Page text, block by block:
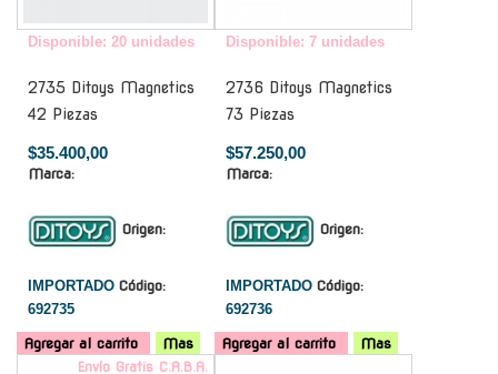
Disponible: 20 unidades
2735 Ditoys Magnetics
42 Piezas
$35.400,00
Marca:
Origen:
IMPORTADO Código:
692735
Agregar al carrito Mas
Disponible: 7 unidades
2736 Ditoys Magnetics
73 Piezas
$57.250,00
Marca:
Origen:
IMPORTADO Código:
692736
Agregar al carrito
Mas
Envío Gratis C.A.B.A.